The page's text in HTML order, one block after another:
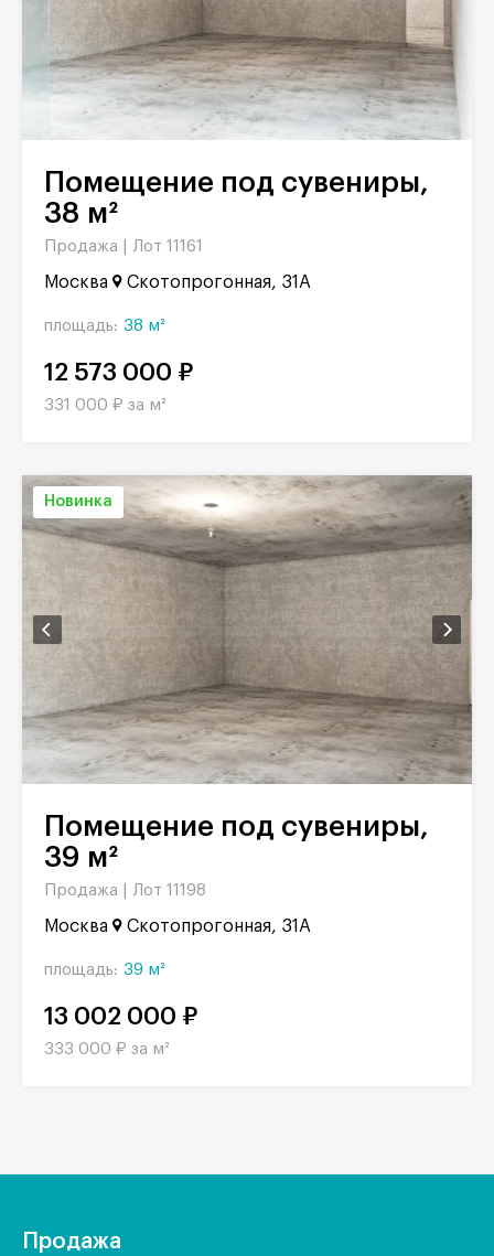
Помещение под сувениры,
38 м²
Продажа | Лот 11161
Москва Скотопрогонная, 31А
площадь: 38 м²
12 573 000 ₽
331 000 ₽ за м²
Новинка
Помещение под сувениры,
39 м²
Продажа | Лот 11198
Москва Скотопрогонная, 31А
площадь: 39 м²
13 002 000 ₽
333 000 ₽ за м²
Продажа